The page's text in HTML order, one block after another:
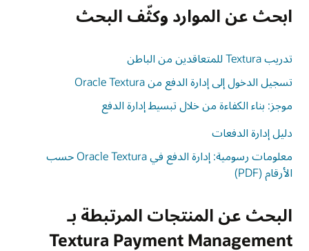
ابحث عن الموارد وكثّف البحث
تدريب Textura للمتعاقدين من الباطن
تسجيل الدخول إلى إدارة الدفع من Oracle Textura
موجز: بناء الكفاءة من خلال تبسيط إدارة الدفع
دليل إدارة الدفعات
معلومات رسومية: إدارة الدفع في Oracle Textura حسب
الأرقام (PDF)
البحث عن المنتجات المرتبطة بـ
Textura Payment Management